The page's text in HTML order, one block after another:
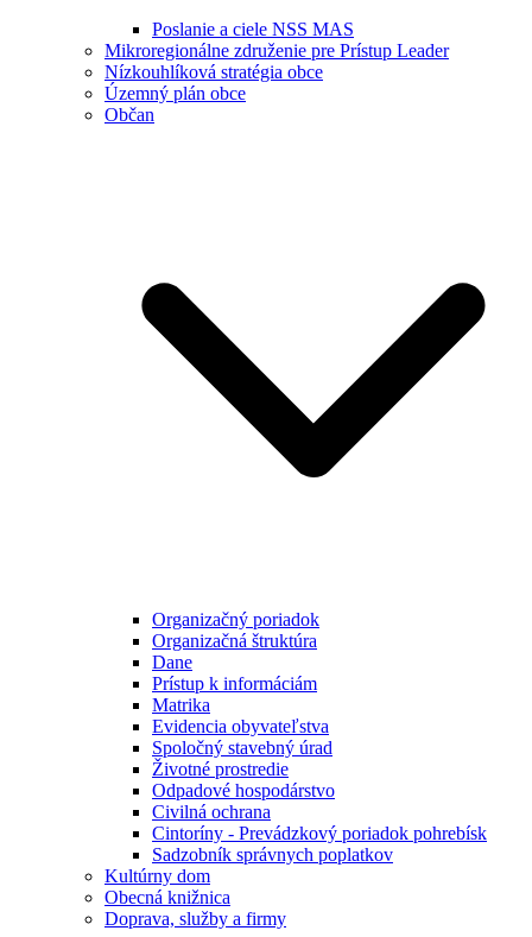
Poslanie a ciele NSS MAS
Mikroregionálne združenie pre Prístup Leader
Nízkouhlíková stratégia obce
Územný plán obce
Občan
Organizačný poriadok
Organizačná štruktúra
Dane
Prístup k informáciám
Matrika
Evidencia obyvateľstva
Spoločný stavebný úrad
Životné prostredie
Odpadové hospodárstvo
Civilná ochrana
Cintoríny - Prevádzkový poriadok pohrebísk
Sadzobník správnych poplatkov
Kultúrny dom
Obecná knižnica
Doprava, služby a firmy